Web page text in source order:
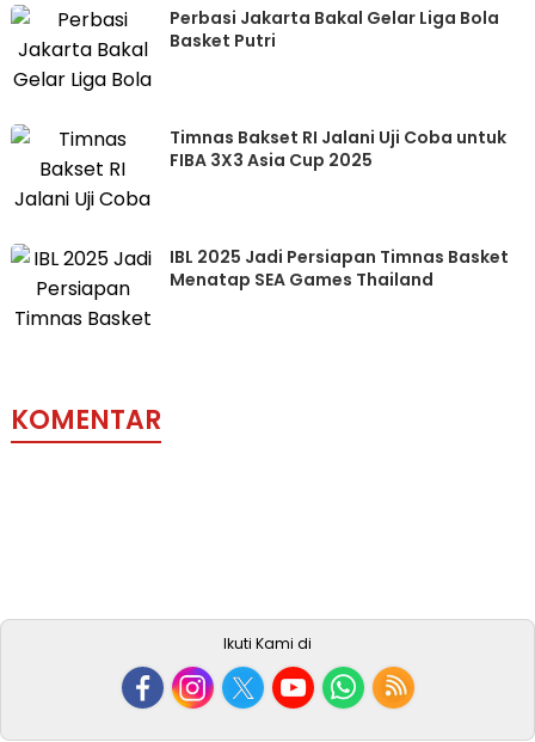
Perbasi Jakarta Bakal Gelar Liga Bola
Basket Putri
Timnas Bakset RI Jalani Uji Coba untuk
FIBA 3X3 Asia Cup 2025
IBL 2025 Jadi Persiapan Timnas Basket
Menatap SEA Games Thailand
KOMENTAR
Ikuti Kami di